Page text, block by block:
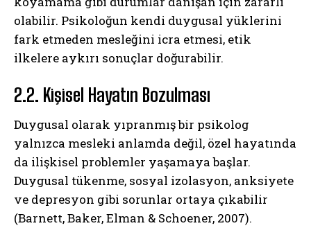
olabilir. Psikoloğun kendi duygusal yüklerini
fark etmeden mesleğini icra etmesi, etik
ilkelere aykırı sonuçlar doğurabilir.
2.2. Kişisel Hayatın Bozulması
Duygusal olarak yıpranmış bir psikolog
yalnızca mesleki anlamda değil, özel hayatında
da ilişkisel problemler yaşamaya başlar.
Duygusal tükenme, sosyal izolasyon, anksiyete
ve depresyon gibi sorunlar ortaya çıkabilir
(Barnett, Baker, Elman & Schoener, 2007).